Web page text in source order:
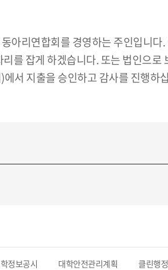
아리연합회를 경영하는 주인입니
를 잡게 하겠습니다. 또는 법인으
서 지출을 승인하고 감사를 진행하
정보공시 대학안전관리계획 클린행정